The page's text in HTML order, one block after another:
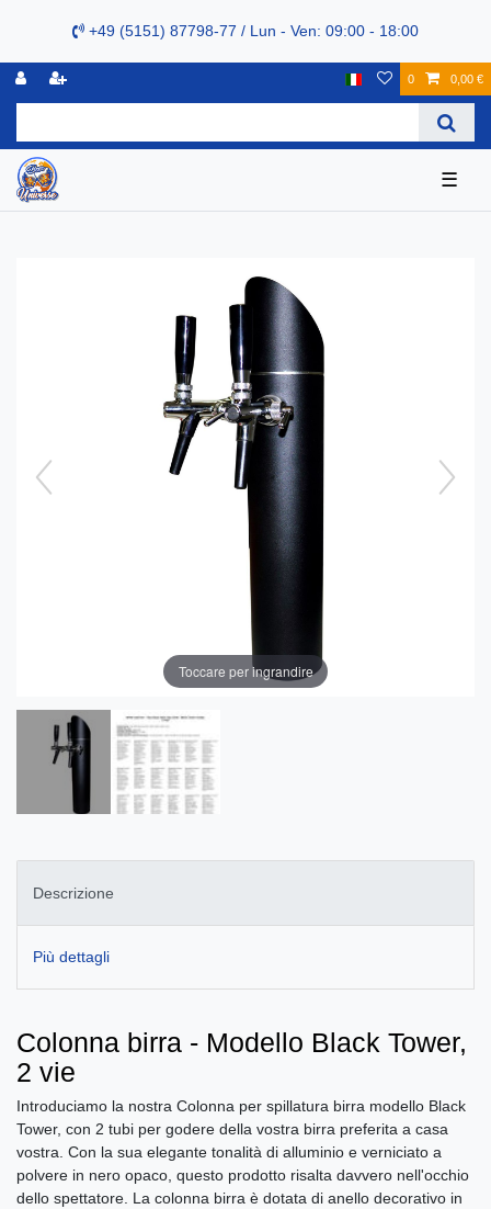
+49 (5151) 87798-77 / Lun - Ven: 09:00 - 18:00
0 0,00 €
☰
Toccare per ingrandire
Descrizione
Più dettagli
Colonna birra - Modello Black Tower,
2 vie
Introduciamo la nostra Colonna per spillatura birra modello Black
Tower, con 2 tubi per godere della vostra birra preferita a casa
vostra. Con la sua elegante tonalità di alluminio e verniciato a
polvere in nero opaco, questo prodotto risalta davvero nell'occhio
dello spettatore. La colonna birra è dotata di anello decorativo in